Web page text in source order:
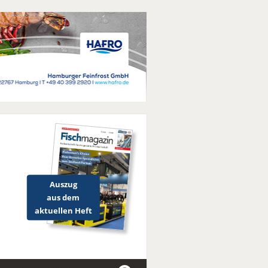
Auszug
aus dem
aktuellen Heft